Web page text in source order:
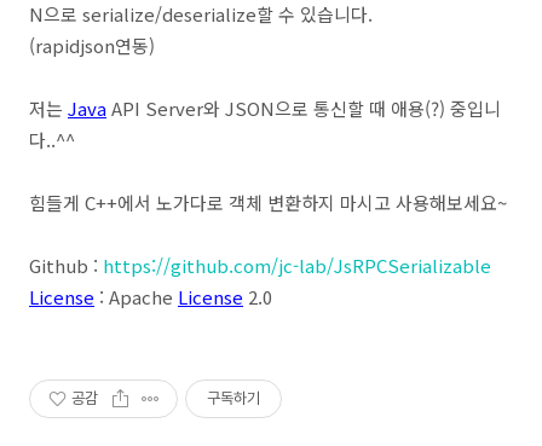
N으로 serialize/deserialize할 수 있습니다.
(rapidjson연동)
저는 JavaAPI Server와 JSON으로 통신할 때 애용(?) 중입니
다..^^
힘들게 C++에서 노가다로 객체 변환하지 마시고 사용해보세요~
Github : https://github.com/jc-lab/JsRPCSerializable
License : Apache License 2.0
공감 구독하기